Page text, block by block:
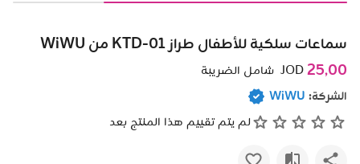
سماعات سلكية للأطفال طراز KTD-01 من WiWU
25٫00
شامل الضريبة
الشركة: WiWU
لم يتم تقييم هذا المنتج بعد